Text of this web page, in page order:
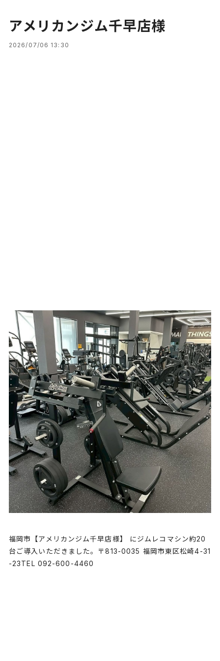
アメリカンジム千早店様
2026/07/06 13:30
福岡市【アメリカンジム千早店様】 にジムレコマシン約20
台ご導入いただきました。〒813-0035 福岡市東区松崎4-31
-23TEL 092-600-4460